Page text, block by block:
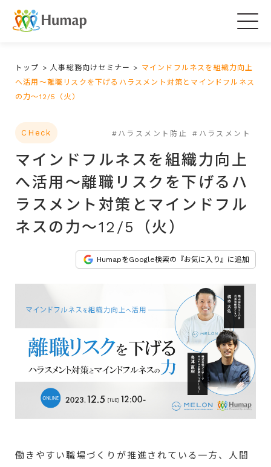
トップ >人事総務向けセミナー > マインドフルネスを組織力向上
へ活用～離職リスクを下げるハラスメント対策とマインドフルネス
の力～12/5（火）
CHeck #ハラスメント防止 #ハラスメント
マインドフルネスを組織力向上
へ活用～離職リスクを下げるハ
ラスメント対策とマインドフル
ネスの力～12/5（火）
HumapをGoogle検索の『お気に入り』に追加
働きやすい職場づくりが推進されている一方、人間